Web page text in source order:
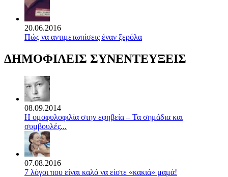
20.06.2016
Πώς να αντιμετωπίσεις έναν ξερόλα
ΔΗΜΟΦΙΛΕΙΣ ΣΥΝΕΝΤΕΥΞΕΙΣ
08.09.2014
Η ομοφυλοφιλία στην εφηβεία – Τα σημάδια και
συμβουλές...
07.08.2016
7 λόγοι που είναι καλό να είστε «κακιά» μαμά!